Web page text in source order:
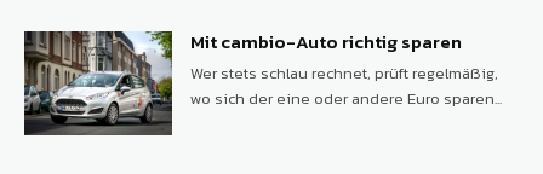
Mit cambio-Auto richtig sparen
Wer stets schlau rechnet, prüft regelmäßig,
wo sich der eine oder andere Euro sparen...